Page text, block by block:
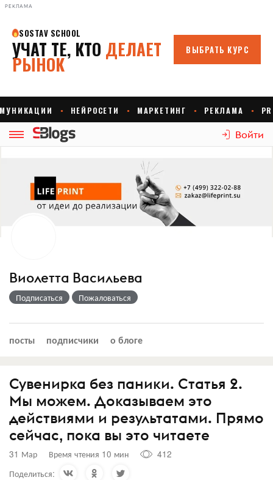
РЕКЛАМА
Войти
Виолетта Васильева
Подписаться Пожаловаться
посты подписчики о блоге
Сувенирка без паники. Статья 2.
Мы можем. Доказываем это
действиями и результатами. Прямо
сейчас, пока вы это читаете
31 Мар Время чтения 10 мин
412
Поделиться: